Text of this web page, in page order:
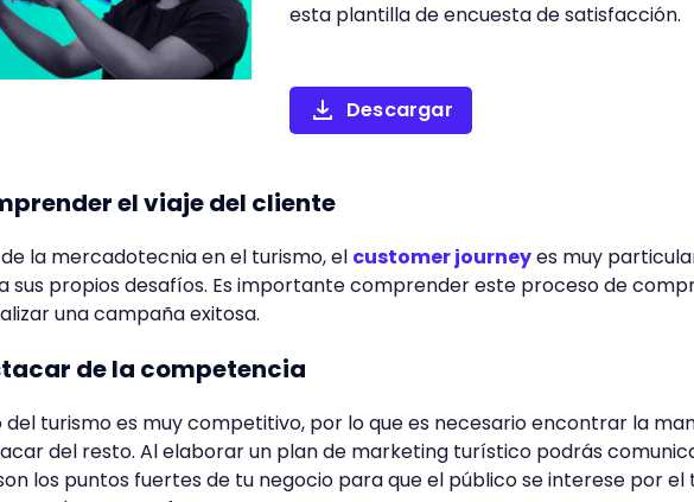
esta plantilla de encuesta de satisfacción.
Descargar
el viaje del cliente
la mercadotecnia en el turismo, el customer journeyes muy
sus propios desafíos. Es importante comprender este proceso de
una campaña exitosa.
de la competencia
del turismo es muy competitivo, por lo que es necesario encontrar la
del resto. Al elaborar un plan de marketing turístico podrás
los puntos fuertes de tu negocio para que el público se interese por el